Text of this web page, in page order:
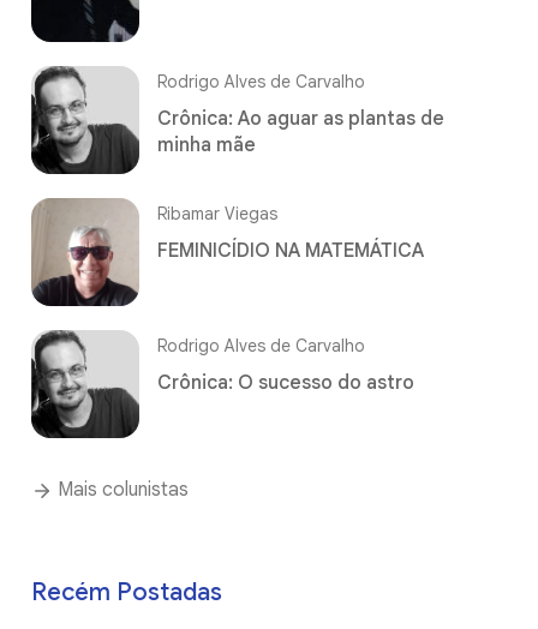
Rodrigo Alves de Carvalho
Crônica: Ao aguar as plantas de
minha mãe
Ribamar Viegas
FEMINICÍDIO NA MATEMÁTICA
Rodrigo Alves de Carvalho
Crônica: O sucesso do astro
Mais colunistas
Recém Postadas